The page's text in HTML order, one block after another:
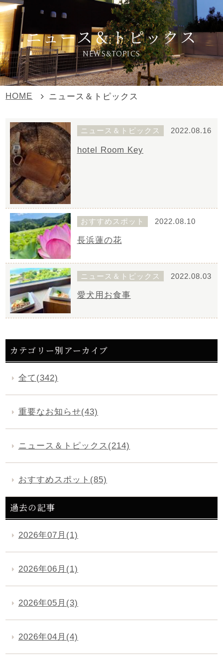
ニュース＆トピックス
NEWS&TOPICS
HOME ニュース＆トピックス
ニュース＆トピックス 2022.08.16
hotel Room Key
おすすめスポット 2022.08.10
長浜蓮の花
ニュース＆トピックス 2022.08.03
愛犬用お食事
カテゴリー別アーカイブ
全て(342)
重要なお知らせ(43)
ニュース＆トピックス(214)
おすすめスポット(85)
過去の記事
2026年07月(1)
2026年06月(1)
2026年05月(3)
2026年04月(4)